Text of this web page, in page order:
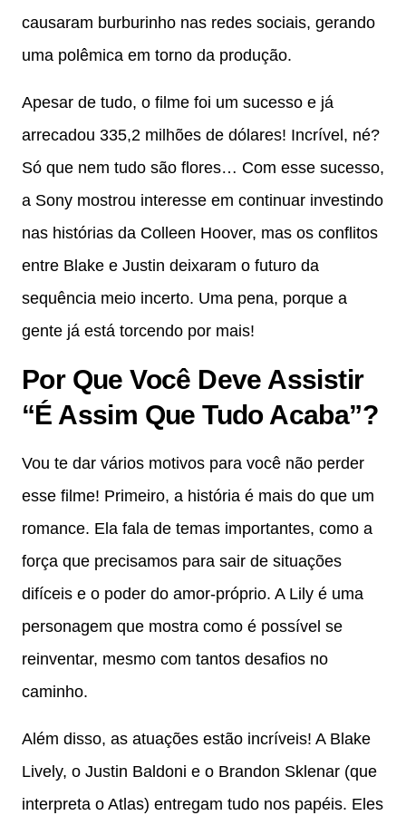
causaram burburinho nas redes sociais, gerando
uma polêmica em torno da produção.
Apesar de tudo, o filme foi um sucesso e já
arrecadou 335,2 milhões de dólares! Incrível, né?
Só que nem tudo são flores… Com esse sucesso,
a Sony mostrou interesse em continuar investindo
nas histórias da Colleen Hoover, mas os conflitos
entre Blake e Justin deixaram o futuro da
sequência meio incerto. Uma pena, porque a
gente já está torcendo por mais!
Por Que Você Deve Assistir
“É Assim Que Tudo Acaba”?
Vou te dar vários motivos para você não perder
esse filme! Primeiro, a história é mais do que um
romance. Ela fala de temas importantes, como a
força que precisamos para sair de situações
difíceis e o poder do amor-próprio. A Lily é uma
personagem que mostra como é possível se
reinventar, mesmo com tantos desafios no
caminho.
Além disso, as atuações estão incríveis! A Blake
Lively, o Justin Baldoni e o Brandon Sklenar (que
interpreta o Atlas) entregam tudo nos papéis. Eles